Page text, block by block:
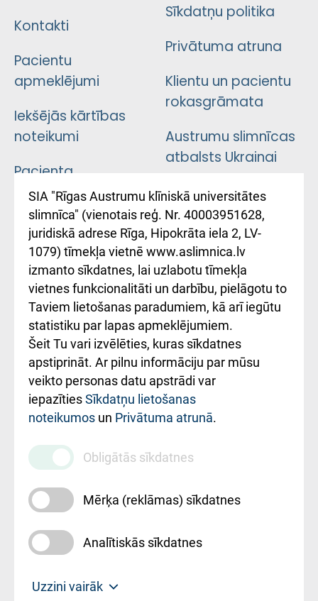
Kontakti
Pacientu
apmeklējumi
Iekšējās kārtības
noteikumi
Pacienta
atsauksmju/sūdzību
iesniegšanas
kārtība
Kā pie mums nokļūt
Rēķinu apmaksas
ceļvedis
Rekvizīti un
ārstniecības
iestādes kods
010000234
Maksas
pakalpojumu
cenrādis
Sīkdatņu politika
Privātuma atruna
Klientu un pacientu
rokasgrāmata
Austrumu slimnīcas
atbalsts Ukrainai
Підтримка Східної
лікарні та співпраця з
Україною
SIA "Rīgas Austrumu klīniskā universitātes
slimnīca" (vienotais reģ. Nr. 40003951628,
juridiskā adrese Rīga, Hipokrāta iela 2, LV-
1079) tīmekļa vietnē www.aslimnica.lv
izmanto sīkdatnes, lai uzlabotu tīmekļa
vietnes funkcionalitāti un darbību, pielāgotu to
Taviem lietošanas paradumiem, kā arī iegūtu
statistiku par lapas apmeklējumiem.
Šeit Tu vari izvēlēties, kuras sīkdatnes
apstiprināt. Ar pilnu informāciju par mūsu
veikto personas datu apstrādi var
iepazītiesSīkdatņu lietošanas
noteikumos un Privātuma atrunā.
Obligātās sīkdatnes
Mērķa (reklāmas) sīkdatnes
Analītiskās sīkdatnes
Uzzini vairāk